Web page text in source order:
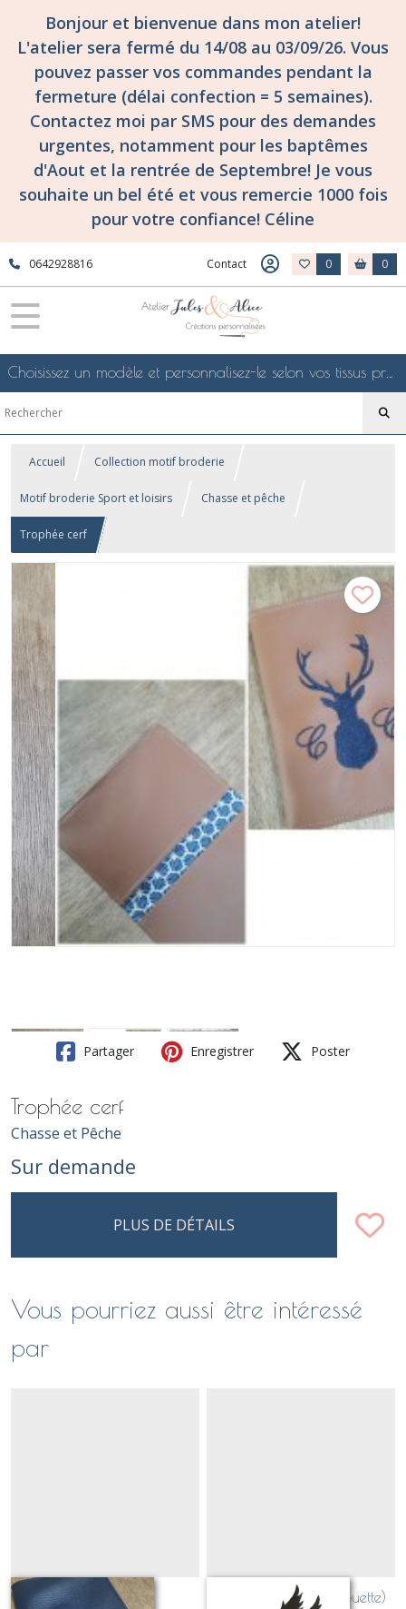
Bonjour et bienvenue dans mon atelier!
L'atelier sera fermé du 14/08 au 03/09/26. Vous
pouvez passer vos commandes pendant la
fermeture (délai confection = 5 semaines).
Contactez moi par SMS pour des demandes
urgentes, notamment pour les baptêmes
d'Aout et la rentrée de Septembre! Je vous
souhaite un bel été et vous remercie 1000 fois
pour votre confiance! Céline
0642928816 Contact 0 0
Choisissez un modèle et personnalisez-le selon vos tissus préférés de mes collections en ligne, je le confectionnerai selon vos souhaits
Accueil Collection motif broderie
Motif broderie Sport et loisirs Chasse et pêche
Trophée cerf
Partager Enregistrer Poster
Trophée cerf
Chasse et Pêche
Sur demande
PLUS DE DÉTAILS
Vous pourriez aussi être intéressé
par
Sanglier Canard en vol (silhouette)